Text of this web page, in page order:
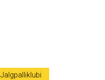
Jalgpalliklubi